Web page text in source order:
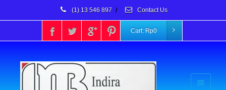
(1) 13 546 897 / Contact Us
Cart: Rp0